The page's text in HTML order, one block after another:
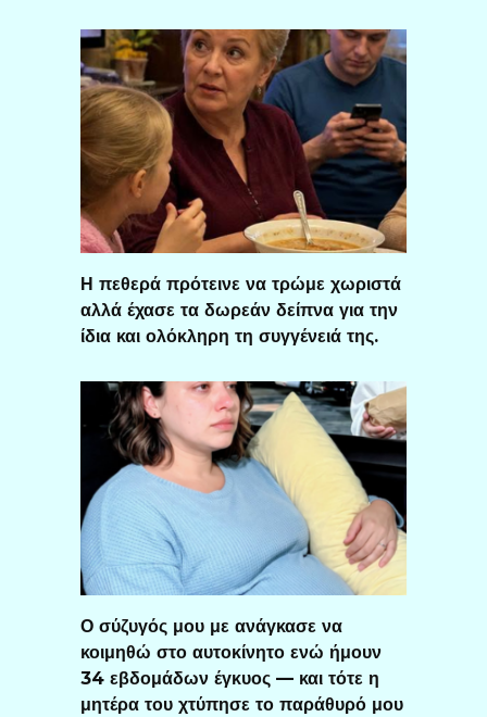
Η πεθερά πρότεινε να τρώμε χωριστά
αλλά έχασε τα δωρεάν δείπνα για την
ίδια και ολόκληρη τη συγγένειά της.
Ο σύζυγός μου με ανάγκασε να
κοιμηθώ στο αυτοκίνητο ενώ ήμουν
34 εβδομάδων έγκυος — και τότε η
μητέρα του χτύπησε το παράθυρό μου